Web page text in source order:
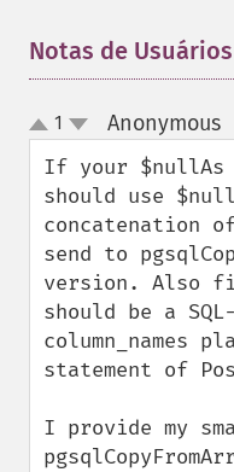
Notas de Usuários
up
down
1 Anonymous¶
If your
should use
concatenation
send to
version. Also
should be a
column_names
statement of
I provide my